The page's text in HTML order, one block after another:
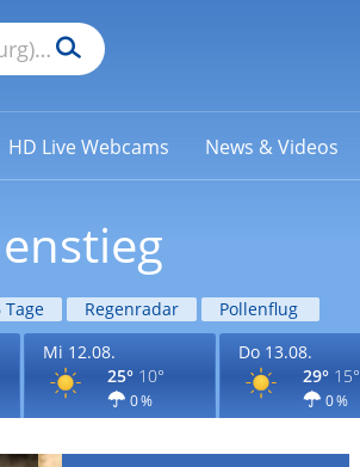
HD Live Webcams News & Videos
Tage Regenradar Pollenflug
Mi 12.08.
25° 10°
0 %
Do 13.08.
29° 15°
0 %